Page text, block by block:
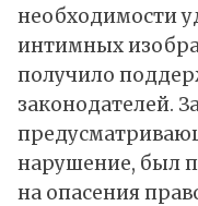
необходимости
интимных
получило
законодателей.
нарушение, был
на опасения